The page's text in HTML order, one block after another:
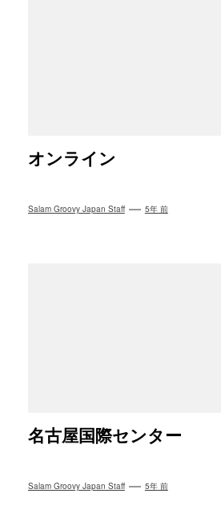
オンライン
Salam Groovy Japan Staff 5年 前
名古屋国際センター
Salam Groovy Japan Staff 5年 前